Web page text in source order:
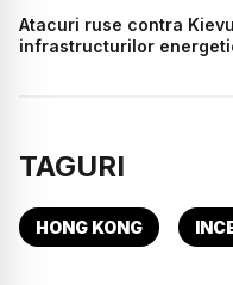
Atacuri ruse contra
infrastructurilor
TAGURI
HONG KONG